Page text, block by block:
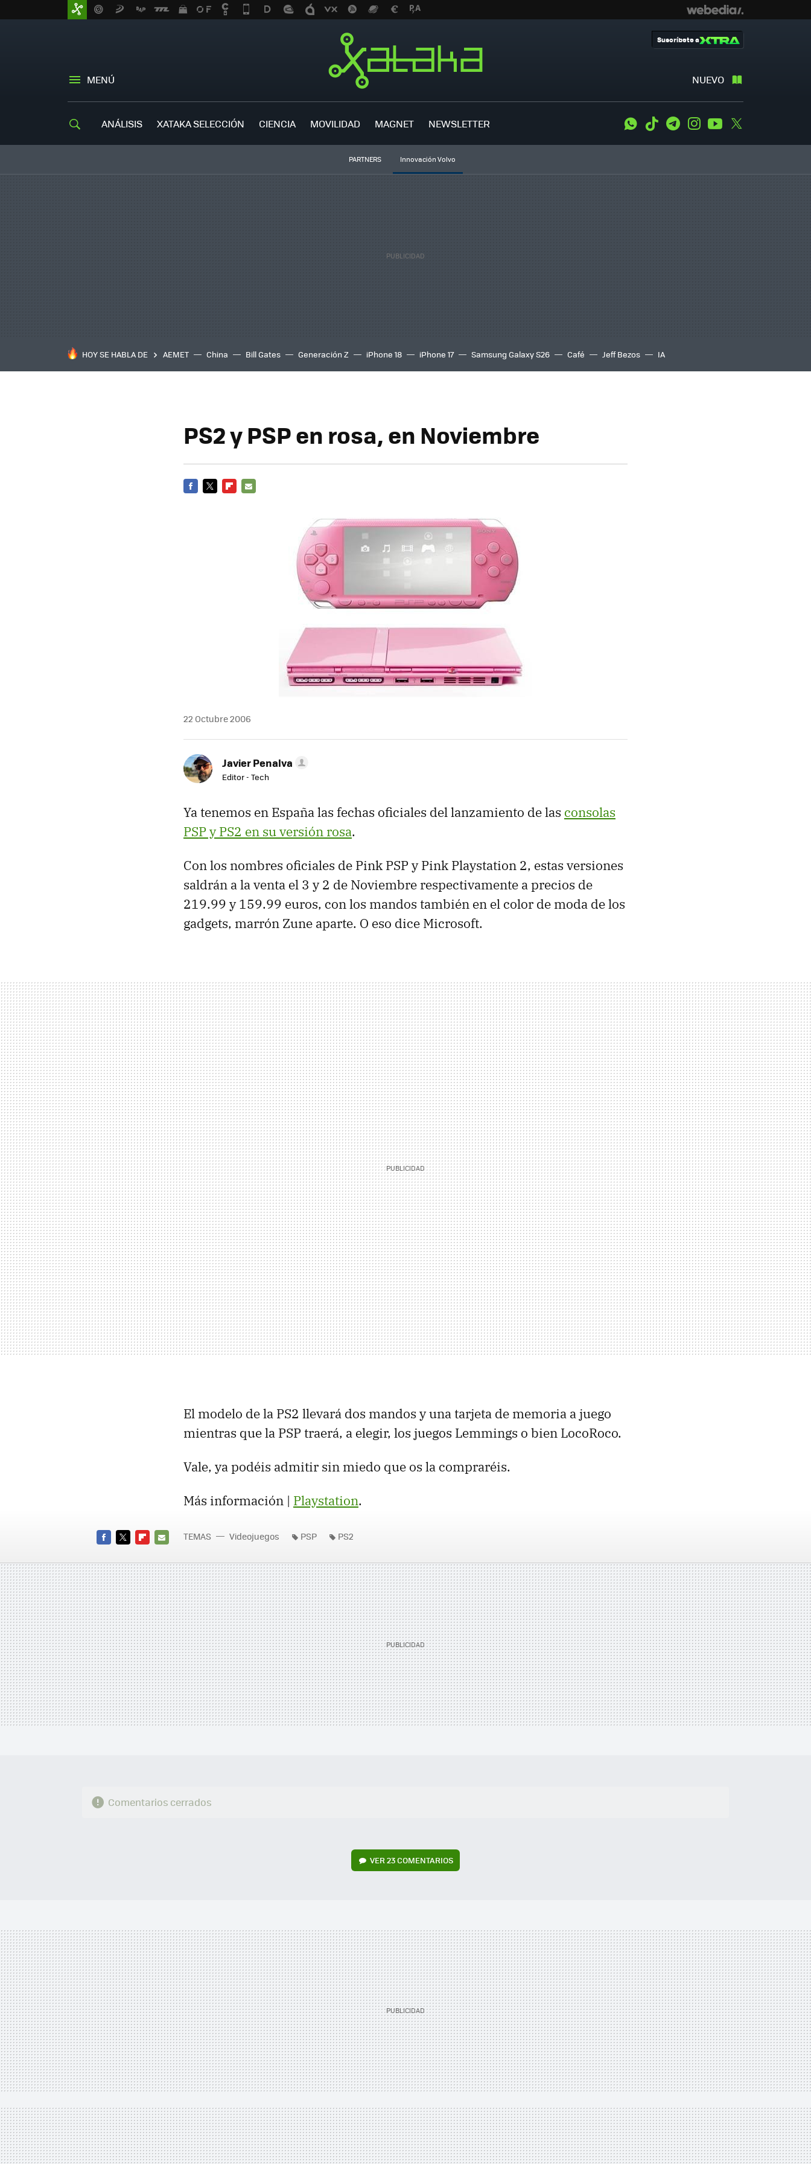
MENÚ NUEVO
Suscríbete a
ANÁLISIS XATAKA SELECCIÓN CIENCIA MOVILIDAD MAGNET NEWSLETTER WhatsApp
Tiktok TelegramInstagramYoutube
PARTNERS Innovación Volvo
HOY SE HABLA DE AEMET China Bill Gates Generación Z iPhone 18 iPhone 17 Samsung Galaxy S26 Café Jeff Bezos IA
PS2 y PSP en rosa, en Noviembre
22 Octubre 2006
Javier Penalva
Editor - Tech
Ya tenemos en España las fechas oficiales del lanzamiento de las consolas
PSP y PS2 en su versión rosa.
Con los nombres oficiales de Pink PSP y Pink Playstation 2, estas versiones
saldrán a la venta el 3 y 2 de Noviembre respectivamente a precios de
219.99 y 159.99 euros, con los mandos también en el color de moda de los
gadgets, marrón Zune aparte. O eso dice Microsoft.
El modelo de la PS2 llevará dos mandos y una tarjeta de memoria a juego
mientras que la PSP traerá, a elegir, los juegos Lemmings o bien LocoRoco.
Vale, ya podéis admitir sin miedo que os la compraréis.
Más información | Playstation.
MAIL
TEMAS Videojuegos PSP PS2
Comentarios cerrados
VER23 COMENTARIOS